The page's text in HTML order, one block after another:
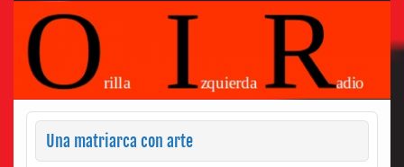
Una matriarca con arte